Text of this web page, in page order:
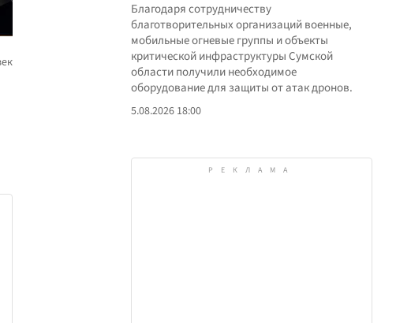
Благодаря сотрудничеству
благотворительных организаций военные,
мобильные огневые группы и объекты
критической инфраструктуры Сумской
области получили необходимое
оборудование для защиты от атак дронов.
5.08.2026 18:00